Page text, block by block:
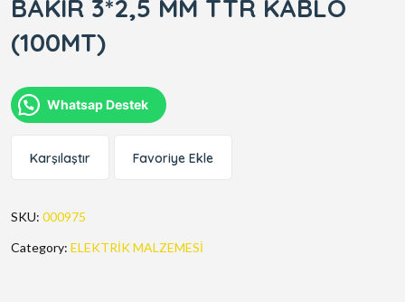
BAKIR 3*2,5 MM TTR KABLO
(100MT)
Whatsap Destek
Karşılaştır Favoriye Ekle
SKU: 000975
Category: ELEKTRİK MALZEMESİ